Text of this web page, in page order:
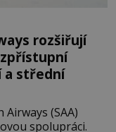
rozšiřují
a střední
(SAA)
spolupráci.